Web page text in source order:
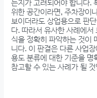
는지가 고려되어야 합니다.
위한 공간이라면, 주차장이
보이더라도 상업용으로 판
다. 따라서 유사한 사례에서
식을 정확히 파악하는 것이
니다. 이 판결은 다른 사업장
용도 분류에 대한 기준을 명
참고할 수 있는 사례가 될 것